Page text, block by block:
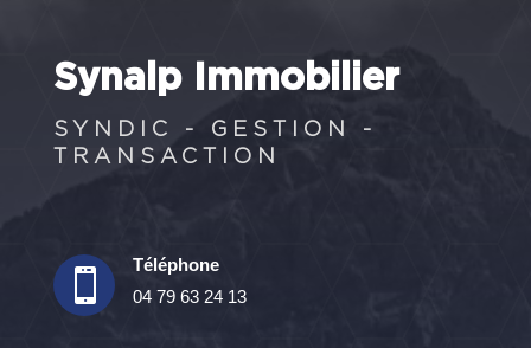
Synalp Immobilier
SYNDIC - GESTION -
TRANSACTION

Téléphone
04 79 63 24 13